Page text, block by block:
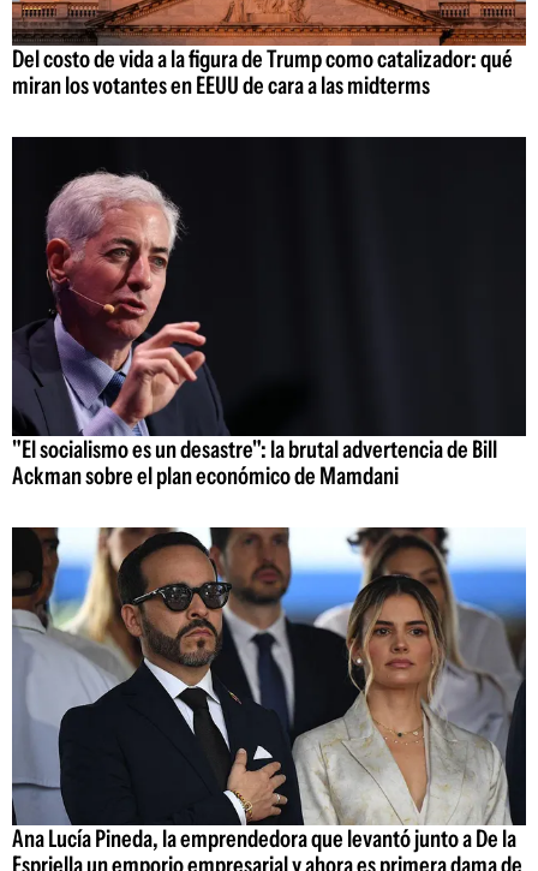
Del costo de vida a la figura de Trump como catalizador: qué
miran los votantes en EEUU de cara a las midterms
"El socialismo es un desastre": la brutal advertencia de Bill
Ackman sobre el plan económico de Mamdani
Ana Lucía Pineda, la emprendedora que levantó junto a De la
Espriella un emporio empresarial y ahora es primera dama de